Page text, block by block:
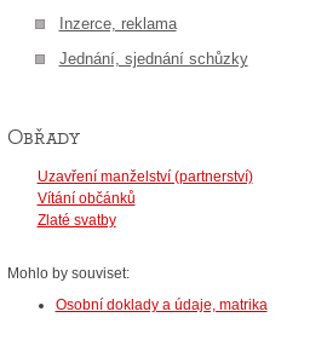
Inzerce, reklama
Jednání, sjednání schůzky
Obřady
Uzavření manželství (partnerství)
Vítání občánků
Zlaté svatby
Mohlo by souviset:
Osobní doklady a údaje, matrika